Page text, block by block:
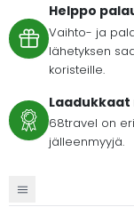
Helppo
Vaihto- ja
lähetyksen
koristeille.
68travel on
jälleenmyyjä.